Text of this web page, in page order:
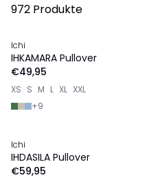
972 Produkte
NEU
Ichi
IHKAMARA Pullover
€49,95
XS S M L XL XXL
+9
NEU
Ichi
IHDASILA Pullover
€59,95